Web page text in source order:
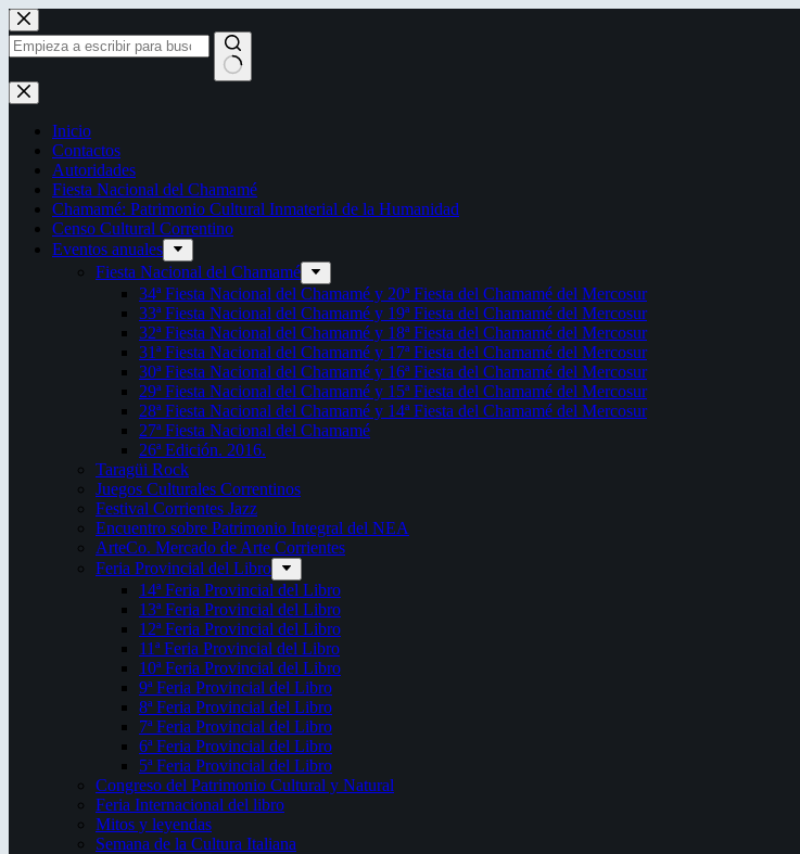
Saltar
al
contenido
Sin
resultados
Inicio
Contactos
Autoridades
Fiesta Nacional del Chamamé
Chamamé: Patrimonio Cultural Inmaterial de la Humanidad
Censo Cultural Correntino
Eventos anuales
Fiesta Nacional del Chamamé
34ª Fiesta Nacional del Chamamé y 20ª Fiesta del Chamamé del Mercosur
33ª Fiesta Nacional del Chamamé y 19ª Fiesta del Chamamé del Mercosur
32ª Fiesta Nacional del Chamamé y 18ª Fiesta del Chamamé del Mercosur
31ª Fiesta Nacional del Chamamé y 17ª Fiesta del Chamamé del Mercosur
30ª Fiesta Nacional del Chamamé y 16ª Fiesta del Chamamé del Mercosur
29ª Fiesta Nacional del Chamamé y 15ª Fiesta del Chamamé del Mercosur
28ª Fiesta Nacional del Chamamé y 14ª Fiesta del Chamamé del Mercosur
27ª Fiesta Nacional del Chamamé
26ª Edición. 2016.
Taragüi Rock
Juegos Culturales Correntinos
Festival Corrientes Jazz
Encuentro sobre Patrimonio Integral del NEA
ArteCo. Mercado de Arte Corrientes
Feria Provincial del Libro
14ª Feria Provincial del Libro
13ª Feria Provincial del Libro
12ª Feria Provincial del Libro
11ª Feria Provincial del Libro
10ª Feria Provincial del Libro
9ª Feria Provincial del Libro
8ª Feria Provincial del Libro
7ª Feria Provincial del Libro
6ª Feria Provincial del Libro
5ª Feria Provincial del Libro
Congreso del Patrimonio Cultural y Natural
Feria Internacional del libro
Mitos y leyendas
Semana de la Cultura Italiana